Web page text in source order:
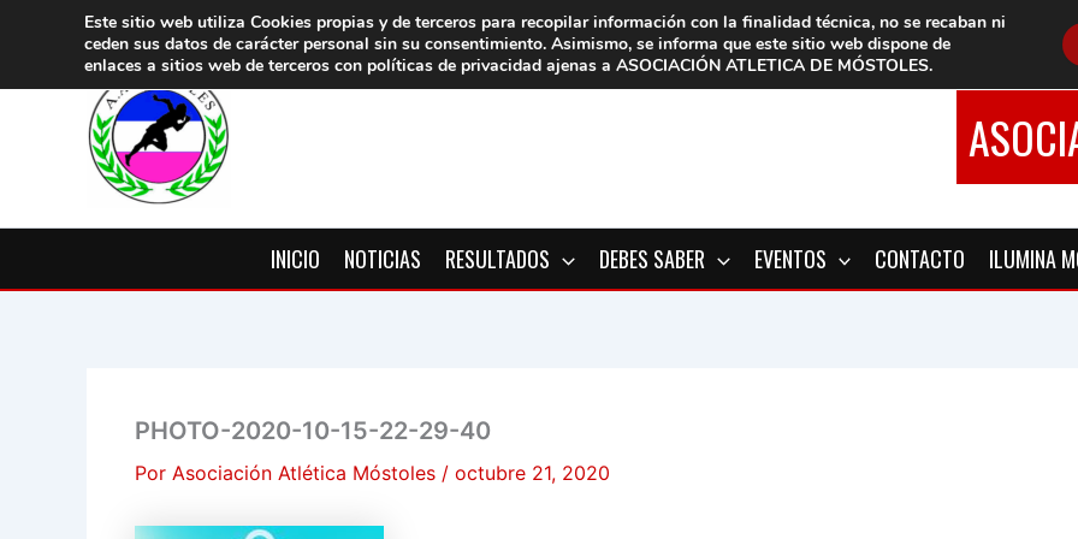
contenido
INICIO NOTICIAS RESULTADOS DEBES SABER EVENTOS CONTACTO ILUMINA
PHOTO-2020-10-15-22-29-40
Por Asociación Atlética Móstoles / octubre 21, 2020
Este sitio web utiliza Cookies propias y de terceros para recopilar información con la finalidad técnica, no se recaban ni
ceden sus datos de carácter personal sin su consentimiento. Asimismo, se informa que este sitio web dispone de
enlaces a sitios web de terceros con políticas de privacidad ajenas a ASOCIACIÓN ATLETICA DE MÓSTOLES.